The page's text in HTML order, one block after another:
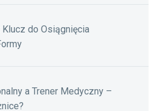
Klucz do Osiągnięcia
a Trener Medyczny –